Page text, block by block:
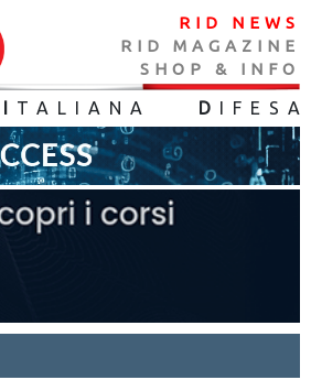
RID NEWS
RID MAGAZINE
SHOP & INFO
TALIANA D IFES A